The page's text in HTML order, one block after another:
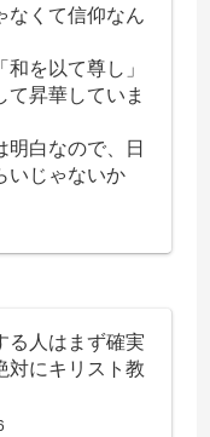
なくて信仰なん
を以て尊し」
昇華していま
明白なので、日
いじゃないか
る人はまず確実
対にキリスト教